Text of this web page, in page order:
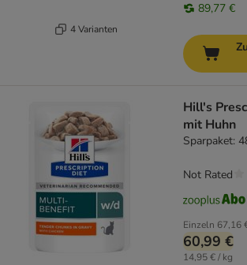
4 Varianten
89,77 €
Hill's
mit Huhn
Sparpaket:
Einzeln 67,16
60,99 €
14,95 € / kg
Not Rated